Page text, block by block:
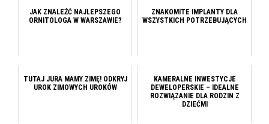
JAK ZNALEŹĆ NAJLEPSZEGO
ORNITOLOGA W WARSZAWIE?
ZNAKOMITE IMPLANTY DLA
WSZYSTKICH POTRZEBUJĄCYCH
TUTAJ JURA MAMY ZIMĘ! ODKRYJ
UROK ZIMOWYCH UROKÓW
KAMERALNE INWESTYCJE
DEWELOPERSKIE – IDEALNE
ROZWIĄZANIE DLA RODZIN Z
DZIEĆMI